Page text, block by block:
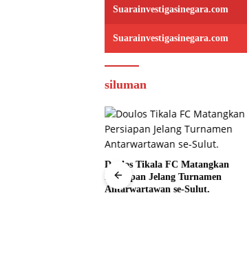
Suarainvestigasinegara.com
Suarainvestigasinegara.com
siluman
Doulos Tikala FC Matangkan
Persiapan Jelang Turnamen
Antarwartawan se-Sulut.